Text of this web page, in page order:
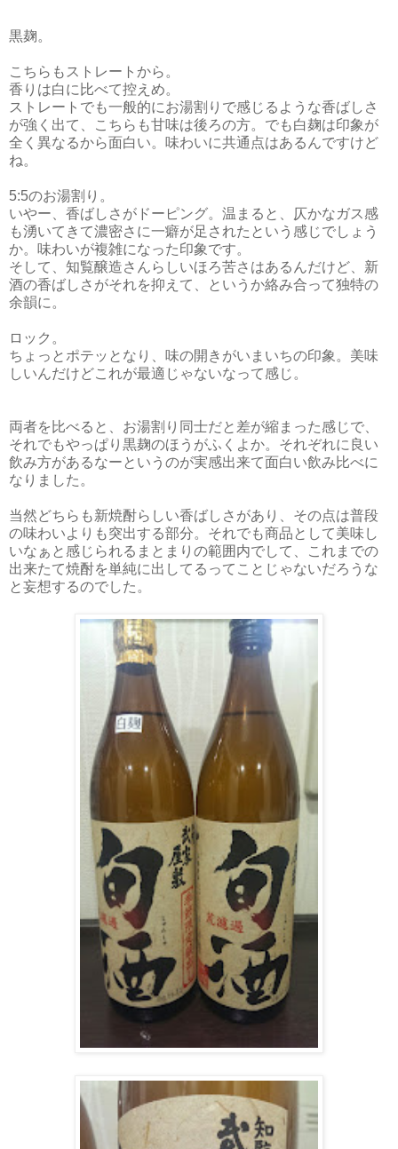
黒麹。
こちらもストレートから。
香りは白に比べて控えめ。
ストレートでも一般的にお湯割りで感じるような香ばしさ
が強く出て、こちらも甘味は後ろの方。でも白麹は印象が
全く異なるから面白い。味わいに共通点はあるんですけど
ね。
5:5のお湯割り。
いやー、香ばしさがドーピング。温まると、仄かなガス感
も湧いてきて濃密さに一癖が足されたという感じでしょう
か。味わいが複雑になった印象です。
そして、知覧醸造さんらしいほろ苦さはあるんだけど、新
酒の香ばしさがそれを抑えて、というか絡み合って独特の
余韻に。
ロック。
ちょっとポテッとなり、味の開きがいまいちの印象。美味
しいんだけどこれが最適じゃないなって感じ。
両者を比べると、お湯割り同士だと差が縮まった感じで、
それでもやっぱり黒麹のほうがふくよか。それぞれに良い
飲み方があるなーというのが実感出来て面白い飲み比べに
なりました。
当然どちらも新焼酎らしい香ばしさがあり、その点は普段
の味わいよりも突出する部分。それでも商品として美味し
いなぁと感じられるまとまりの範囲内でして、これまでの
出来たて焼酎を単純に出してるってことじゃないだろうな
と妄想するのでした。